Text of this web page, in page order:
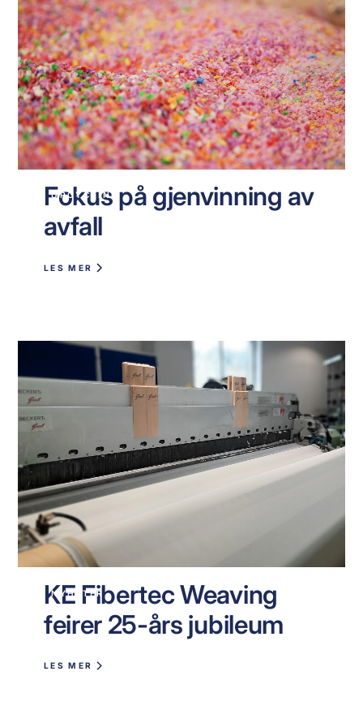
UPCYCLING
Fokus på gjenvinning av
avfall
LES MER
NYHETER
KE Fibertec Weaving
feirer 25-års jubileum
LES MER